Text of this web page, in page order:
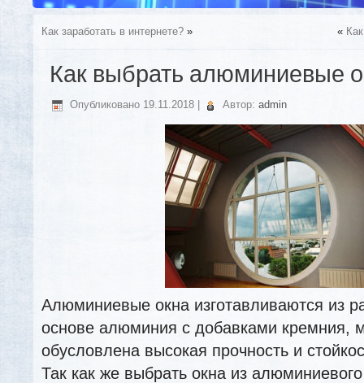
Как заработать в интернете? » «
Как выбрать алюминиевые
Опубликовано 19.11.2018 Автор: admin
Алюминиевые окна изготавливаются из
основе алюминия с добавками кремния,
обусловлена высокая прочность и
Так как же выбрать окна из